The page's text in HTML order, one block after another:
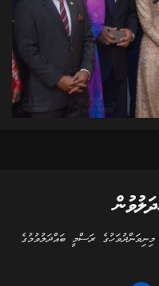
2018: ދިވެހި ރާއްޖޭގެ 53 ވަނަ މިނިވަންދުވަހުގެ ރަސްމީ ބައްދަލުވުމުގެ